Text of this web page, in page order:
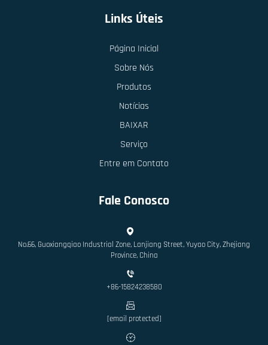
Links Úteis
Página Inicial
Sobre Nós
Produtos
Notícias
BAIXAR
Serviço
Entre em Contato
Fale Conosco
No.66, Guoxiangqiao Industrial Zone, Lanjiang Street, Yuyao City, Zhejiang
Province, China
+86-15824238580
[email protected]